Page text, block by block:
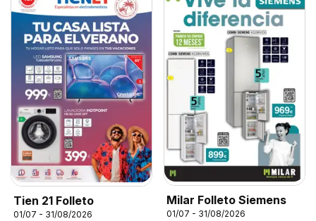
Tien 21 Folleto
01/07 - 31/08/2026
Milar Folleto Siemens
01/07 - 31/08/2026